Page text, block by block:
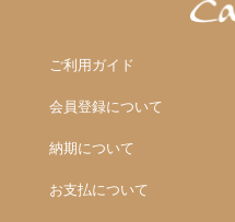
ご利用ガイド
会員登録について
納期について
お支払について